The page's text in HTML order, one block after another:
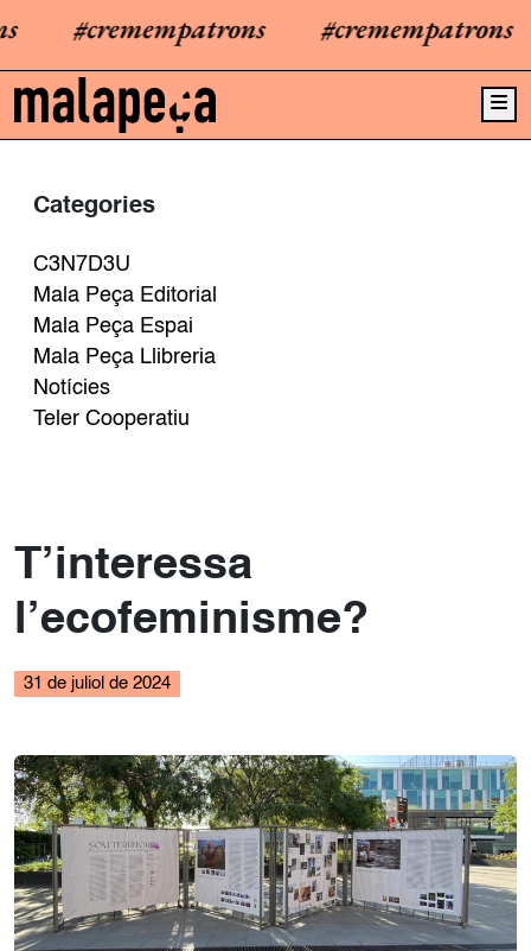
#cremempatrons #cremempatrons
T’interessa
l’ecofeminisme?
31 de juliol de 2024
Categories
C3N7D3U
Mala Peça Editorial
Mala Peça Espai
Mala Peça Llibreria
Notícies
Teler Cooperatiu